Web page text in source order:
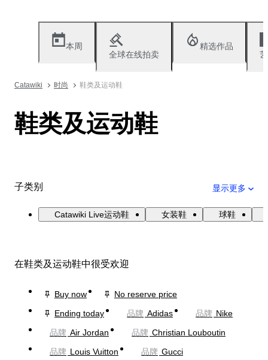
本周
全球在线拍卖
精选作品
Catawiki 时尚 鞋类及运动鞋
鞋类及运动鞋
子类别 显示更多
Catawiki Live运动鞋 女装鞋 球鞋
在鞋类及运动鞋中很受欢迎
Buy now
No reserve price
Ending today
品牌 Adidas 品牌 Nike
品牌 Air Jordan 品牌 Christian Louboutin
品牌 Louis Vuitton 品牌 Gucci